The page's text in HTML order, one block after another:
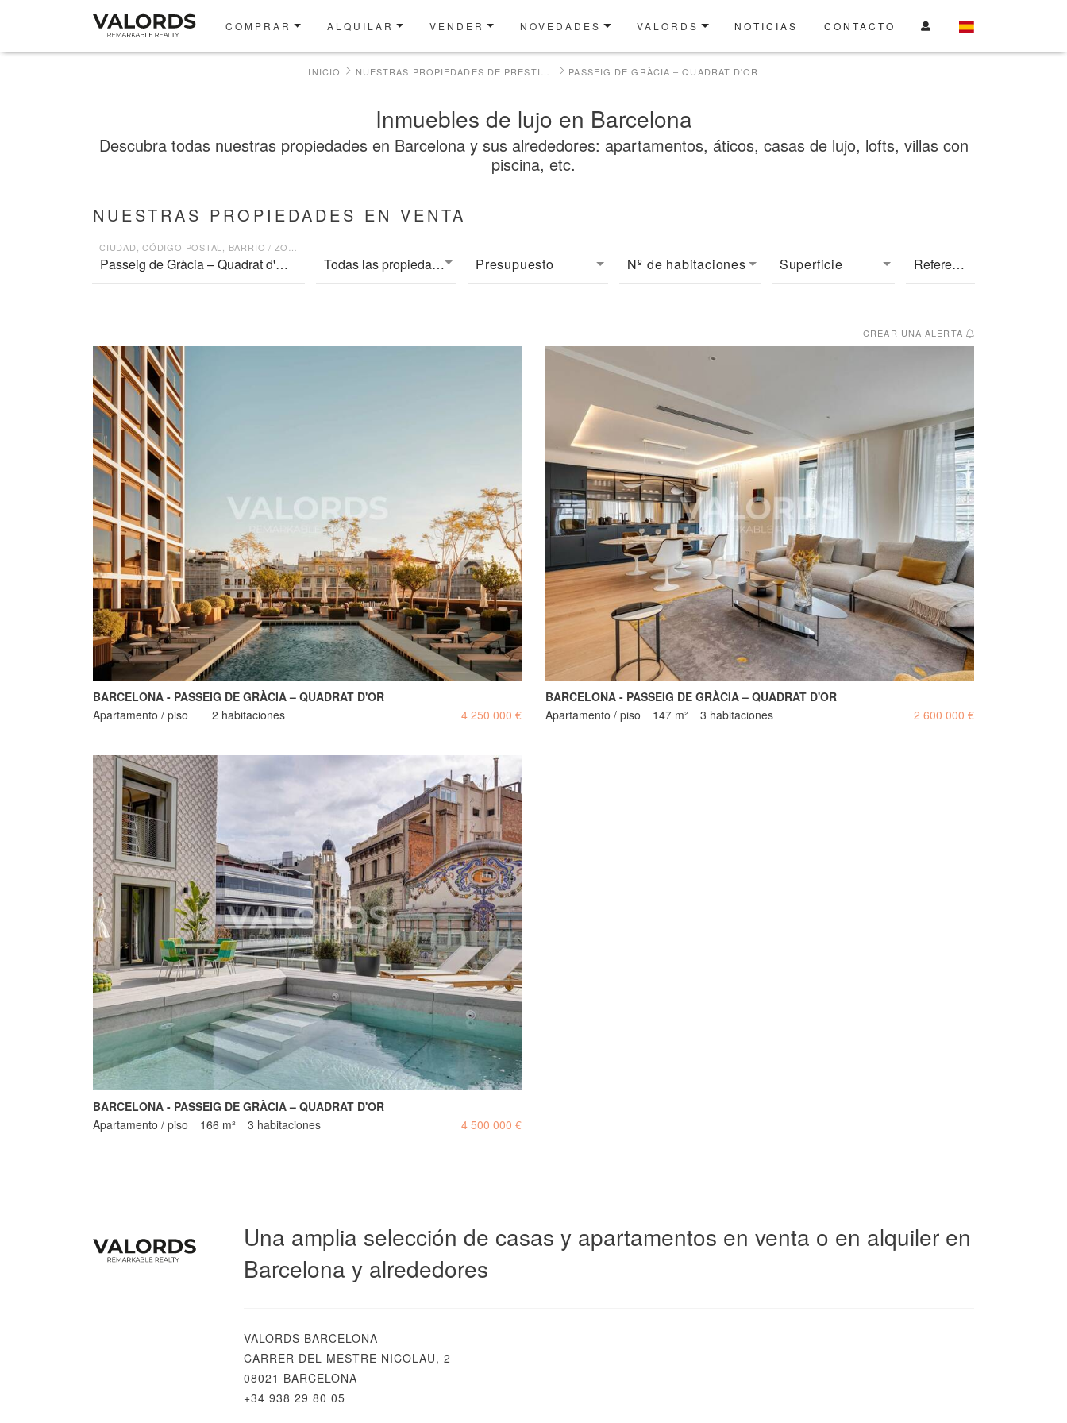
COMPRAR ALQUILAR VENDER NOVEDADES VALORDS NOTICIAS CONTACTO
INICIO PASSEIG DE GRÀCIA – QUADRAT D'OR
Inmuebles de lujo en Barcelona
Descubra todas nuestras propiedades en Barcelona y sus alrededores: apartamentos, áticos, casas de lujo, lofts, villas con
piscina, etc.
NUESTRAS PROPIEDADES EN VENTA
Todas las propiedades Presupuesto Nº de habitaciones Superficie
CREAR UNA ALERTA
BARCELONA - PASSEIG DE GRÀCIA – QUADRAT D'OR
Apartamento / piso
2 habitaciones 4 250 000 €
BARCELONA - PASSEIG DE GRÀCIA – QUADRAT D'OR
Apartamento / piso
147 m² 3 habitaciones 2 600 000 €
BARCELONA - PASSEIG DE GRÀCIA – QUADRAT D'OR
Apartamento / piso
166 m² 3 habitaciones 4 500 000 €
Una amplia selección de casas y apartamentos en venta o en alquiler en
Barcelona y alrededores
VALORDS BARCELONA
CARRER DEL MESTRE NICOLAU, 2
08021 BARCELONA
+34 938 29 80 05